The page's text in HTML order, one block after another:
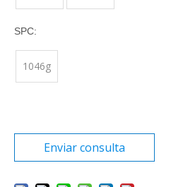
SPC:
1046g
Enviar consulta